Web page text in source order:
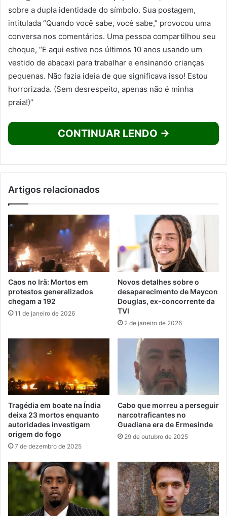
sobre a dupla identidade do símbolo. Sua postagem,
intitulada “Quando você sabe, você sabe,” provocou uma
conversa nos comentários. Uma pessoa compartilhou seu
choque, “E aqui estive nos últimos 10 anos usando um
vestido de abacaxi para trabalhar e ensinando crianças
pequenas. Não fazia ideia de que significava isso! Estou
horrorizada. (Sem desrespeito, apenas não é minha
praia!)”
CONTINUAR LENDO →
Artigos relacionados
Caos no Irã: Mortos em
protestos generalizados
chegam a 192
11 de janeiro de 2026
Novos detalhes sobre o
desaparecimento de Maycon
Douglas, ex-concorrente da
TVI
2 de janeiro de 2026
Tragédia em boate na Índia
deixa 23 mortos enquanto
autoridades investigam
origem do fogo
7 de dezembro de 2025
Cabo que morreu a perseguir
narcotraficantes no
Guadiana era de Ermesinde
29 de outubro de 2025